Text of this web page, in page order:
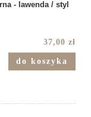
- lawenda / styl
37,00 zł
do koszyka